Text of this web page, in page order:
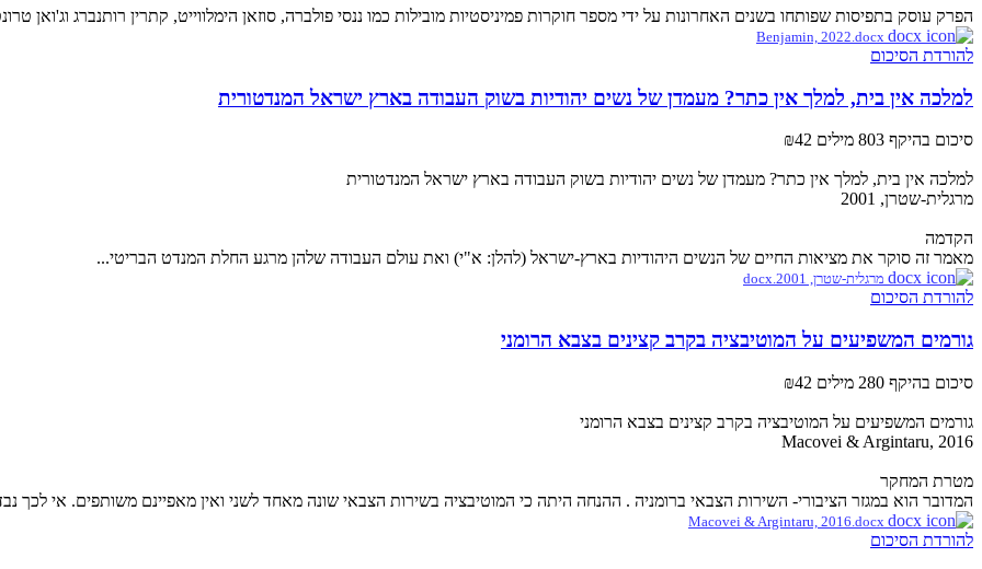
הפרק עוסק בתפיסות שפותחו בשנים האחרונות על ידי מספר חוקרות פמיניסטיות מובילות כמו ננסי פולברה, סוזאן הימלווייט, קתרין רותנברג וג'ואן
להורדת הסיכום
למלכה אין בית, למלך אין כתר? מעמדן של נשים יהודיות בשוק העבודה בארץ ישראל המנדטורית
סיכום בהיקף 803 מילים ₪42
למלכה אין בית, למלך אין כתר? מעמדן של נשים יהודיות בשוק העבודה בארץ ישראל המנדטורית
מרגלית-שטרן, 2001
הקדמה
מאמר זה סוקר את מציאות החיים של הנשים היהודיות בארץ-ישראל (להלן: א"י) ואת עולם העבודה שלהן מרגע החלת המנדט הבריטי...
מרגלית-שטרן, 2001.docx
להורדת הסיכום
גורמים המשפיעים על המוטיבציה בקרב קצינים בצבא הרומני
סיכום בהיקף 280 מילים ₪42
גורמים המשפיעים על המוטיבציה בקרב קצינים בצבא הרומני
Macovei & Argintaru, 2016
מטרת המחקר
המדובר הוא במגזר הציבורי- השירות הצבאי ברומניה . ההנחה היתה כי המוטיבציה בשירות הצבאי שונה מאחד לשני ואין מאפיינם משותפים. אי לכך
להורדת הסיכום